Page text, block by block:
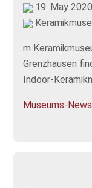
19. May 2020
m
Grenzhausen
Indoor-
Museums-